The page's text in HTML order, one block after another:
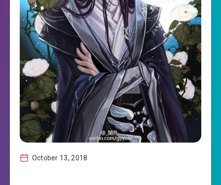
October 13, 2018